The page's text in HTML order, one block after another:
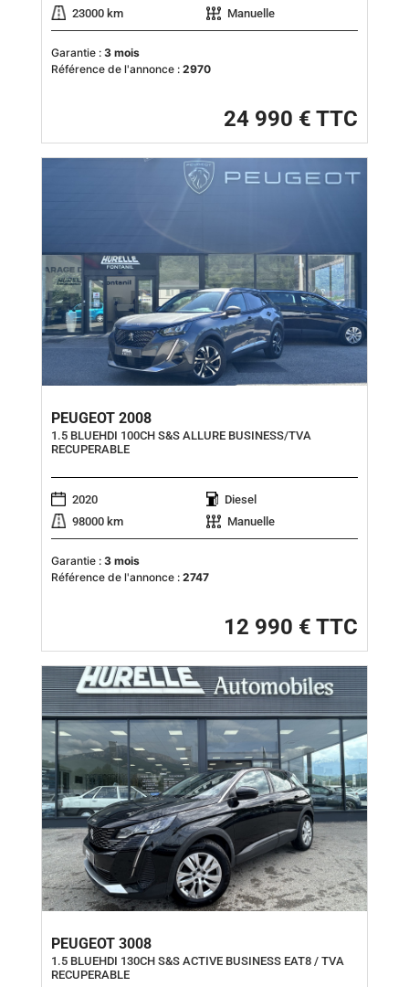
23000 km
Manuelle
Garantie : 3 mois
Référence de l'annonce : 2970
24 990 € TTC
PEUGEOT 2008
1.5 BLUEHDI 100CH S&S ALLURE BUSINESS/TVA
RECUPERABLE
2020
Diesel
98000 km
Manuelle
Garantie : 3 mois
Référence de l'annonce : 2747
12 990 € TTC
PEUGEOT 3008
1.5 BLUEHDI 130CH S&S ACTIVE BUSINESS EAT8 / TVA
RECUPERABLE